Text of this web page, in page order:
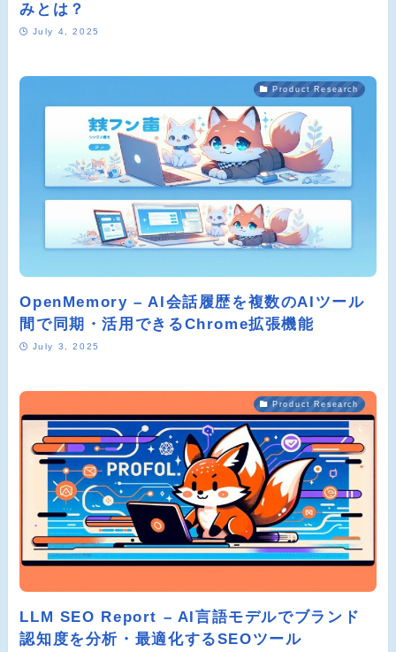
みとは？
July 4, 2025
Product Research
OpenMemory – AI会話履歴を複数のAIツール
間で同期・活用できるChrome拡張機能
July 3, 2025
Product Research
LLM SEO Report – AI言語モデルでブランド
認知度を分析・最適化するSEOツール